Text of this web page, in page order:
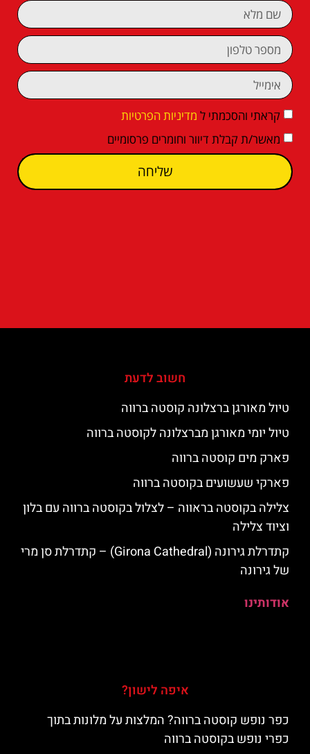
קראתי והסכמתי ל מדיניות הפרטיות
מאשר/ת קבלת דיוור וחומרים פרסומיים
שליחה
חשוב לדעת
טיול מאורגן ברצלונה קוסטה ברווה
טיול יומי מאורגן מברצלונה לקוסטה ברווה
פארק מים קוסטה ברווה
פארקי שעשועים בקוסטה ברווה
צלילה בקוסטה בראווה – לצלול בקוסטה ברווה עם בלון
וציוד צלילה
קתדרלת גירונה (Girona Cathedral) – קתדרלת סן מרי
של גירונה
אודותינו
איפה לישון?
כפר נופש קוסטה ברווה? המלצות על מלונות בתוך
כפרי נופש בקוסטה ברווה